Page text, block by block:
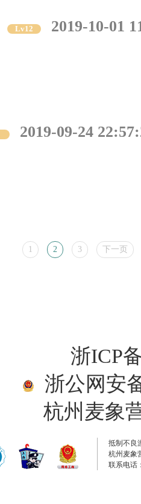
Lv12
2019-10-01
2019-09-24
1 2 3 下一页
浙ICP
浙公网安
杭州麦象
抵制不良
杭州麦象
联系电话